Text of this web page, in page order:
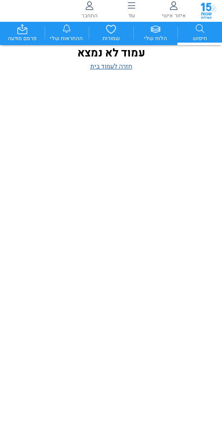
איזור אישי עוד התחבר
חיפוש הלוח שלי שמורות ההתראות שלי פרסם מודעה
עמוד לא נמצא
חזרה לעמוד בית